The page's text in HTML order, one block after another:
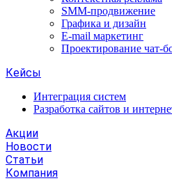
SMM-продвижение
Графика и дизайн
E-mail маркетинг
Проектирование чат-
Кейсы
Интеграция систем
Разработка сайтов и
Акции
Новости
Статьи
Компания